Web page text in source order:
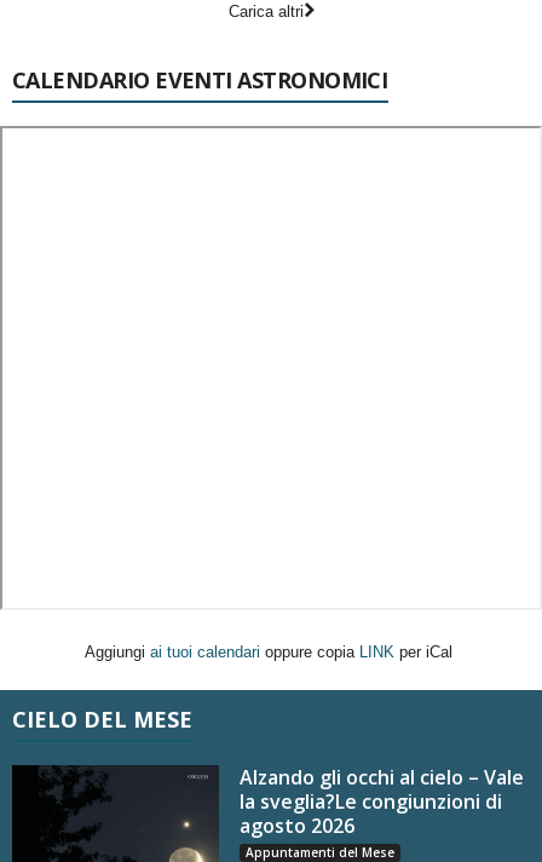
Carica altri
CALENDARIO EVENTI ASTRONOMICI
Aggiungi ai tuoi calendari oppure copia LINK per iCal
CIELO DEL MESE
Alzando gli occhi al cielo – Vale
la sveglia?Le congiunzioni di
agosto 2026
Appuntamenti del Mese